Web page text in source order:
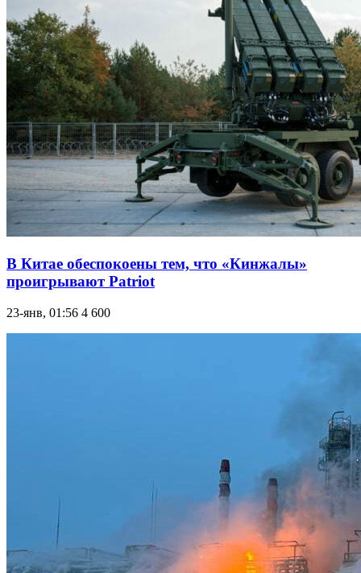
В Китае обеспокоены тем, что «Кинжалы»
проигрывают Patriot
23-янв, 01:56 4 600